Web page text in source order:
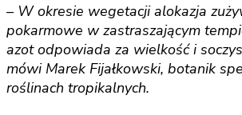
– W okresie wegetacji alokazja
pokarmowe w zastraszającym
azot odpowiada za wielkość i
mówi Marek Fijałkowski, botanik
roślinach tropikalnych.